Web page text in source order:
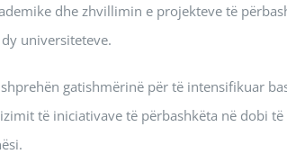
dhe zhvillimin e projekteve të
universiteteve.
gatishmërinë për të intensifikuar
të iniciativave të përbashkëta në dobi